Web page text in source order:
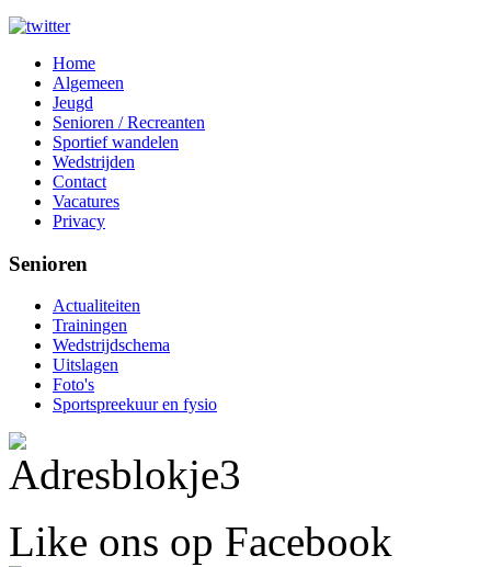
Home
Algemeen
Jeugd
Senioren / Recreanten
Sportief wandelen
Wedstrijden
Contact
Vacatures
Privacy
Senioren
Actualiteiten
Trainingen
Wedstrijdschema
Uitslagen
Foto's
Sportspreekuur en fysio
Like ons op Facebook